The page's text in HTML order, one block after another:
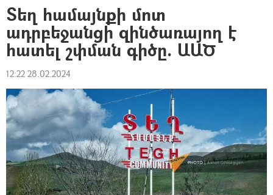
Տեղ համայնքի մոտ
ադրբեջանցի զինծառայող է
հատել շփման գիծը. ԱԱԾ
12:22 28.02.2024